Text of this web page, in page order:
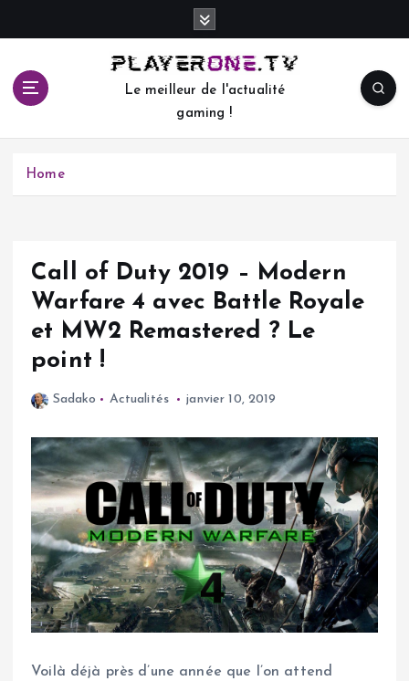
c
Le meilleur de l'actualité
gaming !
Home
Call of Duty 2019 – Modern
Warfare 4 avec Battle Royale
et MW2 Remastered ? Le
point !
Sadako Actualités janvier 10, 2019
Voilà déjà près d’une année que l’on attend